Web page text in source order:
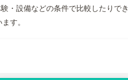
・設備などの条件で比較したりで
す。